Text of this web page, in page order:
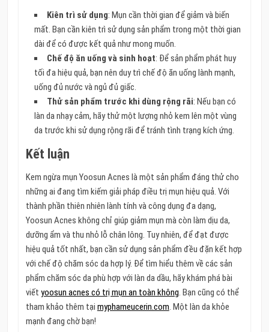
Kiên trì sử dụng: Mụn cần thời gian để giảm và biến
mất. Bạn cần kiên trì sử dụng sản phẩm trong một thời gian
dài để có được kết quả như mong muốn.
Chế độ ăn uống và sinh hoạt: Để sản phẩm phát huy
tối đa hiệu quả, bạn nên duy trì chế độ ăn uống lành mạnh,
uống đủ nước và ngủ đủ giấc.
Thử sản phẩm trước khi dùng rộng rãi: Nếu bạn có
làn da nhạy cảm, hãy thử một lượng nhỏ kem lên một vùng
da trước khi sử dụng rộng rãi để tránh tình trạng kích ứng.
Kết luận
Kem ngừa mụn Yoosun Acnes là một sản phẩm đáng thử cho
những ai đang tìm kiếm giải pháp điều trị mụn hiệu quả. Với
thành phần thiên nhiên lành tính và công dụng đa dạng,
Yoosun Acnes không chỉ giúp giảm mụn mà còn làm dịu da,
dưỡng ẩm và thu nhỏ lỗ chân lông. Tuy nhiên, để đạt được
hiệu quả tốt nhất, bạn cần sử dụng sản phẩm đều đặn kết hợp
với chế độ chăm sóc da hợp lý. Để tìm hiểu thêm về các sản
phẩm chăm sóc da phù hợp với làn da dầu, hãy khám phá bài
viết yoosun acnes có trị mụn an toàn không. Bạn cũng có thể
tham khảo thêm tại myphameucerin.com. Một làn da khỏe
mạnh đang chờ bạn!